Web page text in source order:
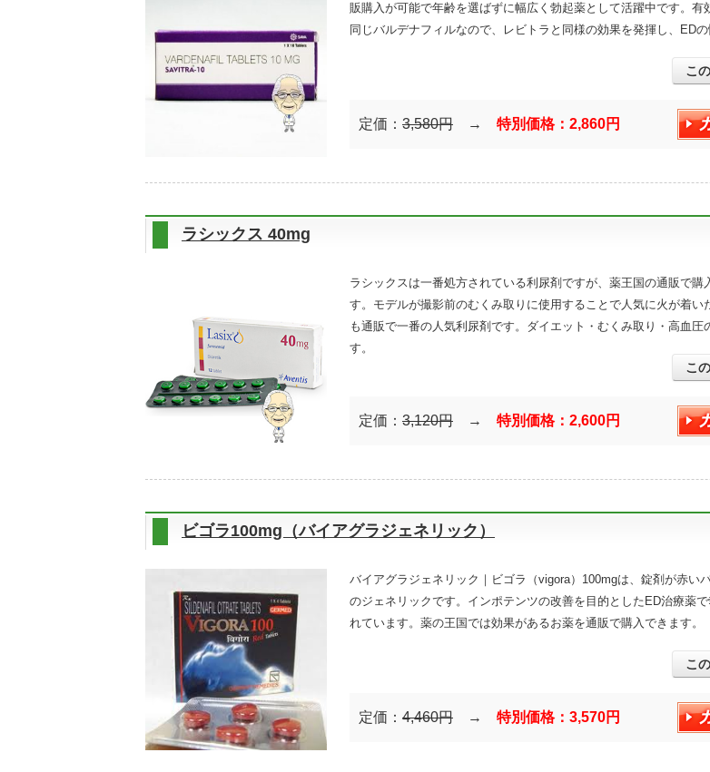
販購入が可能で年齢を選ばずに幅広く勃起薬として活躍中です。有
同じバルデナフィルなので、レビトラと同様の効果を発揮し、EDの
こ
定価： 3,580円 → 特別価格：2,860円
ラシックス 40mg
ラシックスは一番処方されている利尿剤ですが、薬王国の通販で購
す。モデルが撮影前のむくみ取りに使用することで人気に火が着い
も通販で一番の人気利尿剤です。ダイエット・むくみ取り・高血圧
す。
こ
定価： 3,120円 → 特別価格：2,600円
ビゴラ100mg（バイアグラジェネリック）
バイアグラジェネリック｜ビゴラ（vigora）100mgは、錠剤が赤い
のジェネリックです。インポテンツの改善を目的としたED治療薬
れています。薬の王国では効果があるお薬を通販で購入できます。
こ
定価： 4,460円 → 特別価格：3,570円